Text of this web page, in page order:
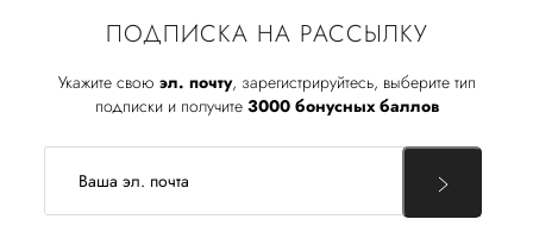
ПОДПИСКА НА РАССЫЛКУ
Укажите свою эл. почту, зарегистрируйтесь, выберите тип
подписки и получите 3000 бонусных баллов